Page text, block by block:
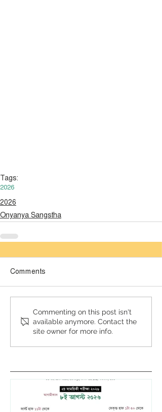
লেটেস্ট
Tags:
2026
2026
Onyanya Sangstha
Comments
Commenting on this post isn't
available anymore. Contact the
site owner for more info.